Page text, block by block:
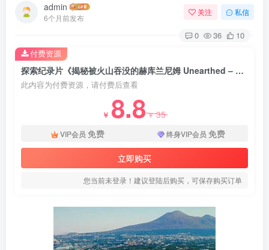
admin
6个月前发布
关注 私信
0 36 10
探索纪录片《揭秘被火山吞没的赫库兰尼姆 Unearthed – Vesuvius's Secret Victim》下载
此内容为付费资源，请付费后查看
￥ 8.8￥35
VIP会员 免费 终身VIP会员 免费
立即购买
您当前未登录！建议登陆后购买，可保存购买订单
付费资源